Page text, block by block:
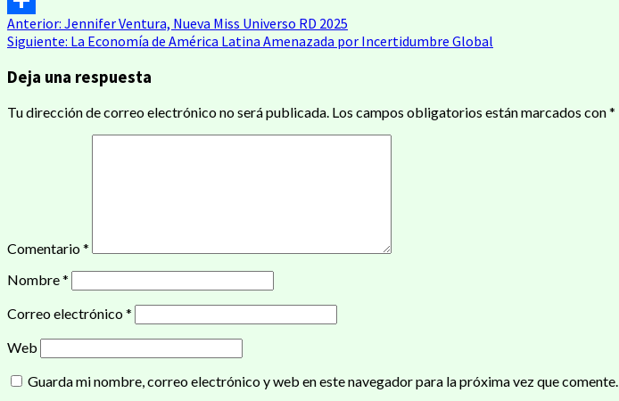
Compartir
Navegación
de
entradas
Anterior: Jennifer Ventura, Nueva Miss Universo RD 2025
Siguiente: La Economía de América Latina Amenazada por Incertidumbre Global
Deja una respuesta
Tu dirección de correo electrónico no será publicada. Los campos obligatorios están marcados con*
Comentario*
Nombre*
Correo electrónico*
Web
Guarda mi nombre, correo electrónico y web en este navegador para la próxima vez que comente.